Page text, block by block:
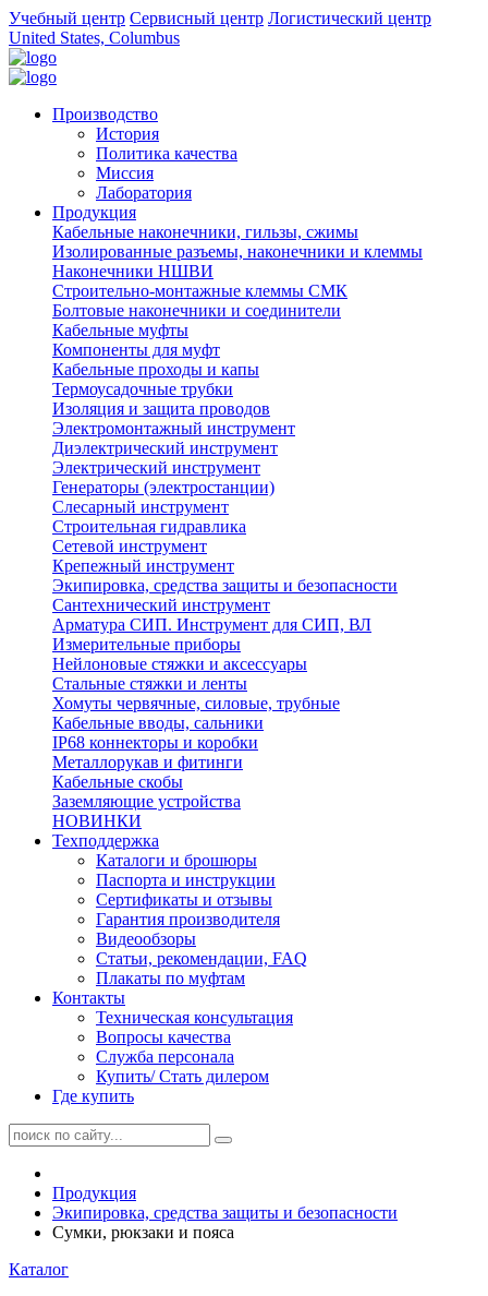
Учебный центр Сервисный центр Логистический центр
United States, Columbus
Производство
История
Политика качества
Миссия
Лаборатория
Продукция
Кабельные наконечники, гильзы, сжимы
Изолированные разъемы, наконечники и клеммы
Наконечники НШВИ
Строительно-монтажные клеммы СМК
Болтовые наконечники и соединители
Кабельные муфты
Компоненты для муфт
Кабельные проходы и капы
Термоусадочные трубки
Изоляция и защита проводов
Электромонтажный инструмент
Диэлектрический инструмент
Электрический инструмент
Генераторы (электростанции)
Слесарный инструмент
Строительная гидравлика
Сетевой инструмент
Крепежный инструмент
Экипировка, средства защиты и безопасности
Сантехнический инструмент
Арматура СИП. Инструмент для СИП, ВЛ
Измерительные приборы
Нейлоновые стяжки и аксессуары
Стальные стяжки и ленты
Хомуты червячные, силовые, трубные
Кабельные вводы, сальники
IP68 коннекторы и коробки
Металлорукав и фитинги
Кабельные скобы
Заземляющие устройства
НОВИНКИ
Техподдержка
Каталоги и брошюры
Паспорта и инструкции
Сертификаты и отзывы
Гарантия производителя
Видеообзоры
Статьи, рекомендации, FAQ
Плакаты по муфтам
Контакты
Техническая консультация
Вопросы качества
Служба персонала
Купить/ Стать дилером
Где купить
Продукция
Экипировка, средства защиты и безопасности
Сумки, рюкзаки и пояса
Каталог